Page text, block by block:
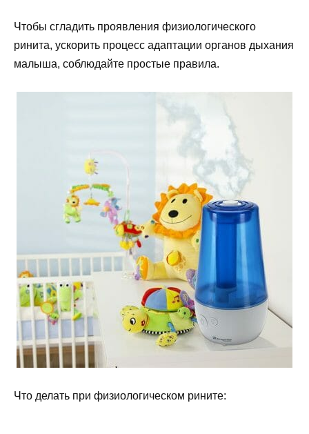
Чтобы сгладить проявления физиологического
ринита, ускорить процесс адаптации органов дыхания
малыша, соблюдайте простые правила.
Что делать при физиологическом рините: